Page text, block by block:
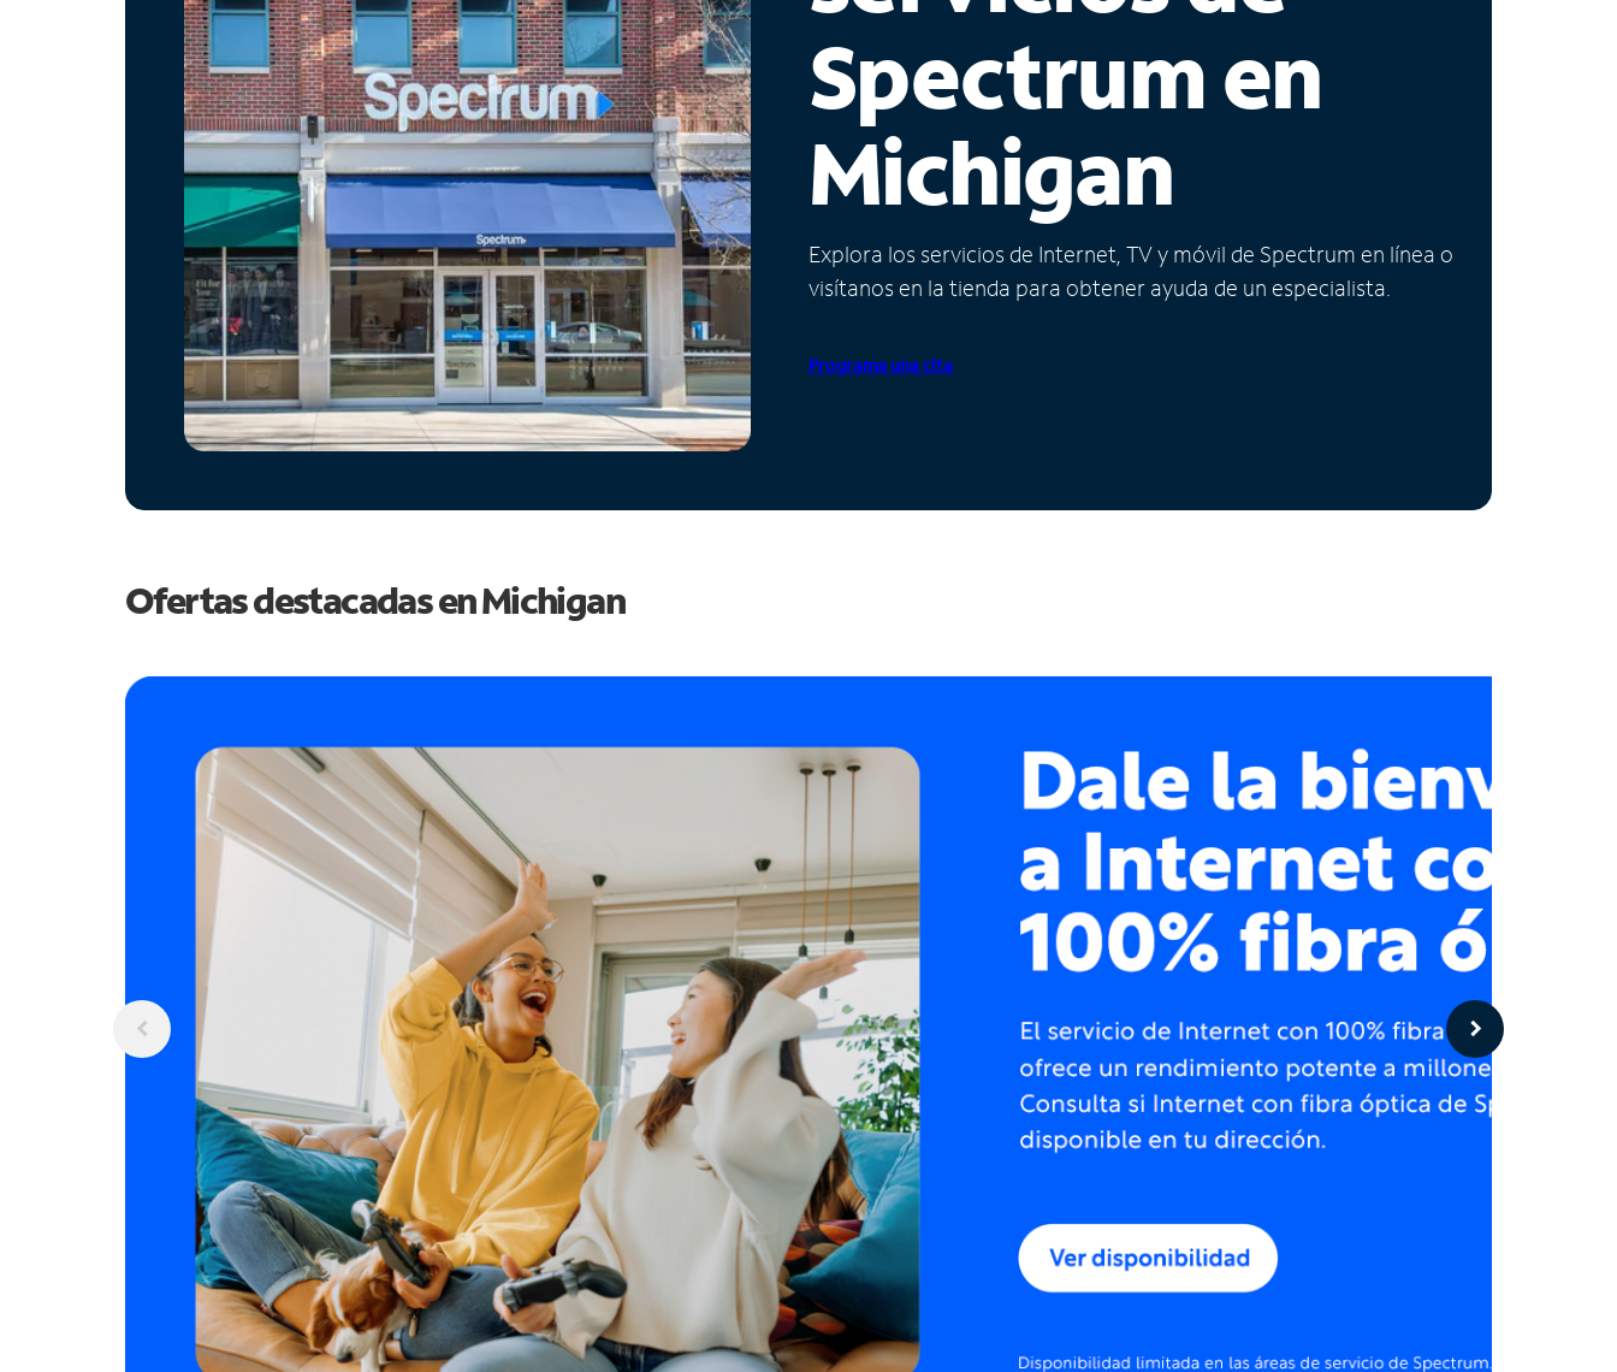
Spectrum en
Michigan
Explora los servicios de Internet, TV y móvil de Spectrum en línea o
visítanos en la tienda para obtener ayuda de un especialista.
Programa una cita
Ofertas destacadas enMichigan